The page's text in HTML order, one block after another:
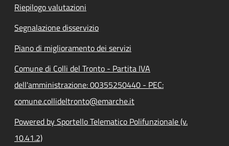
Riepilogo valutazioni
Segnalazione disservizio
Piano di miglioramento dei servizi
Comune di Colli del Tronto - Partita IVA
dell'amministrazione: 00355250440 - PEC:
comune.collideltronto@emarche.it
Powered by Sportello Telematico Polifunzionale (v.
10.41.2)